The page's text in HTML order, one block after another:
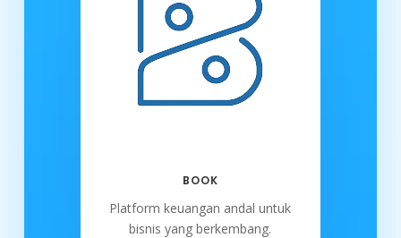
BOOK
Platform keuangan andal untuk
bisnis yang berkembang.